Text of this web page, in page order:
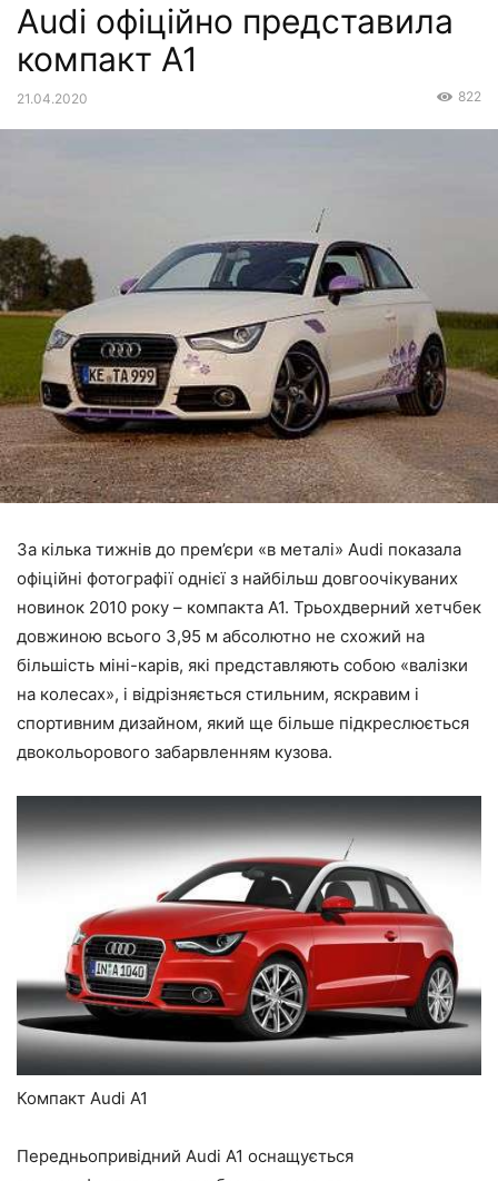
Audi офіційно представила
компакт A1
21.04.2020 822
За кілька тижнів до прем’єри «в металі» Audi показала
офіційні фотографії однієї з найбільш довгоочікуваних
новинок 2010 року – компакта A1. Трьохдверний хетчбек
довжиною всього 3,95 м абсолютно не схожий на
більшість міні-карів, які представляють собою «валізки
на колесах», і відрізняється стильним, яскравим і
спортивним дизайном, який ще більше підкреслюється
двокольорового забарвленням кузова.
Компакт Audi A1
Передньопривідний Audi A1 оснащується